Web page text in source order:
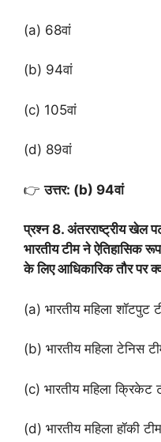
(a) 68वां
(b) 94वां
(c) 105वां
(d) 89वां
👉उत्तर: (b) 94वां
प्रश्न 8. अंतरराष्ट्रीय खेल
भारतीय टीम ने ऐतिहासिक
के लिए आधिकारिक तौर पर
(a) भारतीय महिला शॉटपुट
(b) भारतीय महिला टेनिस
(c) भारतीय महिला क्रिकेट
(d) भारतीय महिला हॉकी टीम